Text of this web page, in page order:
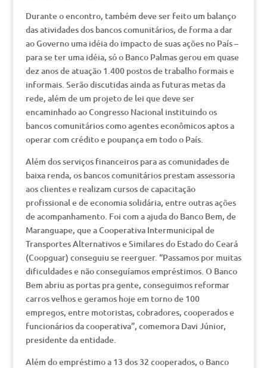
Durante o encontro, também deve ser feito um balanço
das atividades dos bancos comunitários, de forma a dar
ao Governo uma idéia do impacto de suas ações no País –
para se ter uma idéia, só o Banco Palmas gerou em quase
dez anos de atuação 1.400 postos de trabalho formais e
informais. Serão discutidas ainda as futuras metas da
rede, além de um projeto de lei que deve ser
encaminhado ao Congresso Nacional instituindo os
bancos comunitários como agentes econômicos aptos a
operar com crédito e poupança em todo o País.
Além dos serviços financeiros para as comunidades de
baixa renda, os bancos comunitários prestam assessoria
aos clientes e realizam cursos de capacitação
profissional e de economia solidária, entre outras ações
de acompanhamento. Foi com a ajuda do Banco Bem, de
Maranguape, que a Cooperativa Intermunicipal de
Transportes Alternativos e Similares do Estado do Ceará
(Coopguar) conseguiu se reerguer. “Passamos por muitas
dificuldades e não conseguíamos empréstimos. O Banco
Bem abriu as portas pra gente, conseguimos reformar
carros velhos e geramos hoje em torno de 100
empregos, entre motoristas, cobradores, cooperados e
funcionários da cooperativa”, comemora Davi Júnior,
presidente da entidade.
Além do empréstimo a 13 dos 32 cooperados, o Banco